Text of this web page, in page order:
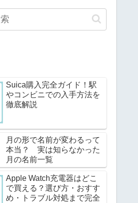
Suica購入完全ガイド！駅
やコンビニでの入手方法を
徹底解説
月の形で名前が変わるって
本当？ 実は知らなかった
月の名前一覧
Apple Watch充電器はどこ
で買える？選び方・おすす
め・トラブル対処まで完全